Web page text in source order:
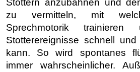
Stottern anzubahnen und
zu vermitteln, mit
Sprechmotorik trainieren
Stotterereignisse schnell
kann. So wird spontanes
immer wahrscheinlicher.